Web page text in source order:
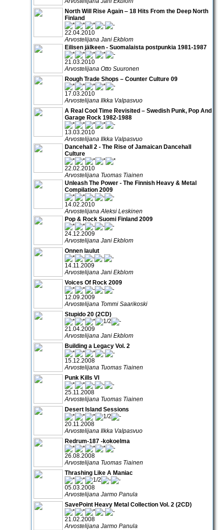
North Will Rise Again ‒ 18 Hits From the Deep North
Finland
22.04.2010
Arvostelijana Jani Ekblom
Eilisen jälkeen - Suomalaista postpunkia 1981-1987
21.03.2010
Arvostelijana Otto Suuronen
Rough Trade Shops – Counter Culture 09
17.03.2010
Arvostelijana Ilkka Valpasvuo
A Real Cool Time Revisited – Swedish Punk, Pop And
Garage Rock 1982-1988
13.03.2010
Arvostelijana Ilkka Valpasvuo
Dancehall 2 - The Rise of Jamaican Dancehall
Culture
22.02.2010
Arvostelijana Tuomas Tiainen
Unleash The Power - The Finnish Heavy & Metal
Compilation 2009
14.02.2010
Arvostelijana Aleksi Leskinen
Pop & Rock Suomi Finland 2009
24.12.2009
Arvostelijana Jani Ekblom
Onnen laulut
14.11.2009
Arvostelijana Jani Ekblom
Voices Of Rock 2009
12.09.2009
Arvostelijana Tommi Saarikoski
Stupido 20 (2CD)
21.04.2009
Arvostelijana Jani Ekblom
Building a Legacy Vol. 2
15.12.2008
Arvostelijana Tuomas Tiainen
Punk Kills VI
25.11.2008
Arvostelijana Tuomas Tiainen
Desert Island Sessions
20.11.2008
Arvostelijana Ilkka Valpasvuo
Redrum-187 -kokoelma
26.08.2008
Arvostelijana Tuomas Tiainen
Thrashing Like A Maniac
05.03.2008
Arvostelijana Jarmo Panula
SavePoint Heavy Metal Collection Vol. 2 (2CD)
21.02.2008
Arvostelijana Jarmo Panula